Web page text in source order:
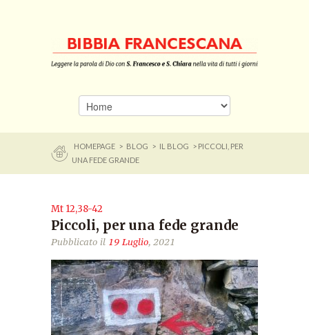
HOMEPAGE > BLOG > IL BLOG
> PICCOLI, PER
UNA FEDE GRANDE
Mt 12,38-42
Piccoli, per una fede grande
Pubblicato il 19 Luglio, 2021